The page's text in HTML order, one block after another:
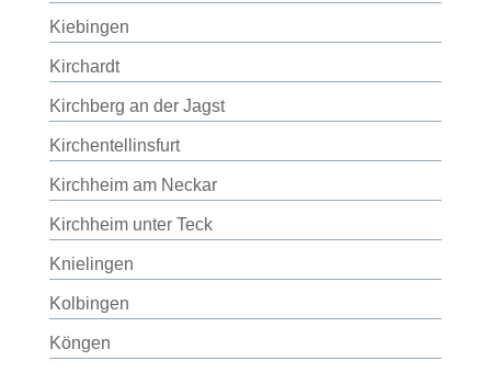
Kiebingen
Kirchardt
Kirchberg an der Jagst
Kirchentellinsfurt
Kirchheim am Neckar
Kirchheim unter Teck
Knielingen
Kolbingen
Köngen